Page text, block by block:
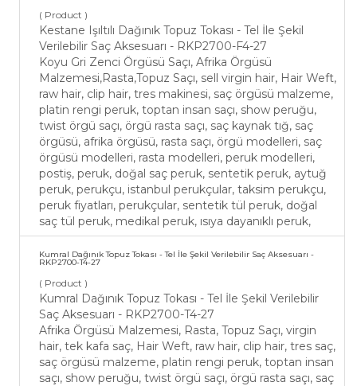
( Product )
Kestane Işıltılı Dağınık Topuz Tokası - Tel İle Şekil
Verilebilir Saç Aksesuarı - RKP2700-F4-27
Koyu Gri Zenci Örgüsü Saçı, Afrika Örgüsü
Malzemesi,Rasta,Topuz Saçı, sell virgin hair, Hair Weft,
raw hair, clip hair, tres makinesi, saç örgüsü malzeme,
platin rengi peruk, toptan insan saçı, show peruğu,
twist örgü saçı, örgü rasta saçı, saç kaynak tığ, saç
örgüsü, afrika örgüsü, rasta saçı, örgü modelleri, saç
örgüsü modelleri, rasta modelleri, peruk modelleri,
postiş, peruk, doğal saç peruk, sentetik peruk, aytuğ
peruk, perukçu, istanbul perukçular, taksim perukçu,
peruk fiyatları, perukçular, sentetik tül peruk, doğal
saç tül peruk, medikal peruk, ısıya dayanıklı peruk,
Kumral Dağınık Topuz Tokası - Tel İle Şekil Verilebilir Saç Aksesuarı -
RKP2700-T4-27
( Product )
Kumral Dağınık Topuz Tokası - Tel İle Şekil Verilebilir
Saç Aksesuarı - RKP2700-T4-27
Afrika Örgüsü Malzemesi, Rasta, Topuz Saçı, virgin
hair, tek kafa saç, Hair Weft, raw hair, clip hair, tres saç,
saç örgüsü malzeme, platin rengi peruk, toptan insan
saçı, show peruğu, twist örgü saçı, örgü rasta saçı, saç